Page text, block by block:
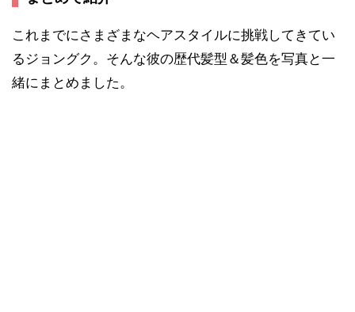
これまでにさまざまなヘアスタイルに挑戦してきてい
るジョングク。そんな彼の歴代髪型＆髪色を写真と一
緒にまとめました。